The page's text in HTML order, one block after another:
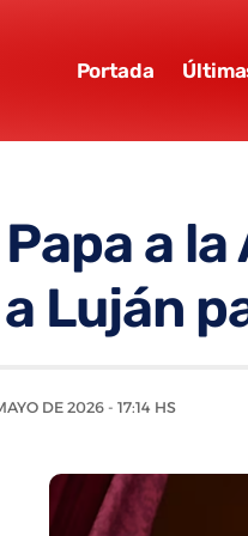
Portada
a
Luján
DE 2026 - 17:14 HS